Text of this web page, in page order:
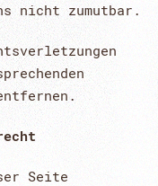
nicht zumutbar.
Seite